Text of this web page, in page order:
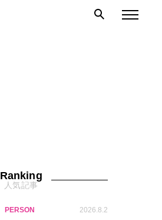
Ranking
人気記事
PERSON 2026.8.2